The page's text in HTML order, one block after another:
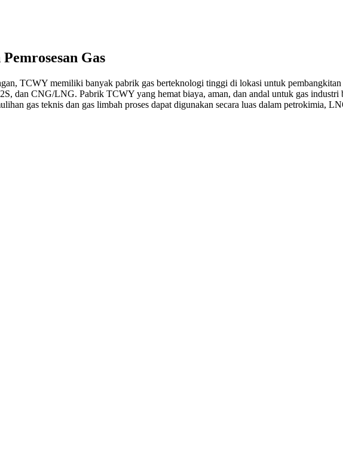
Gas
TCWY memiliki banyak pabrik gas berteknologi tinggi di lokasi untuk
dan CNG/LNG. Pabrik TCWY yang hemat biaya, aman, dan andal untuk gas
gas teknis dan gas limbah proses dapat digunakan secara luas dalam petrokimia,